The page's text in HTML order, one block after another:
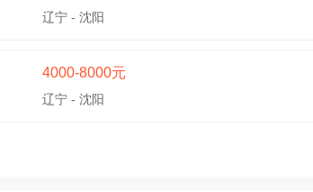
辽宁 - 沈阳
4000-8000元
辽宁 - 沈阳